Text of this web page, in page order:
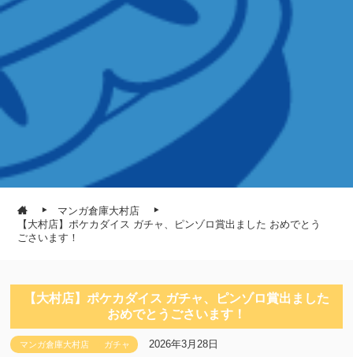
マンガ倉庫大村店
【大村店】ポケカダイス ガチャ、ピンゾロ賞出ました おめでとう
ごさいます！
【大村店】ポケカダイス ガチャ、ピンゾロ賞出ました
おめでとうごさいます！
マンガ倉庫大村店 ガチャ 2026年3月28日